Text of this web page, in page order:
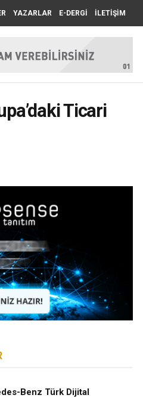
YAZARLAR E-DERGİ İLETİŞİM
Ticari
Benz Türk Dijital